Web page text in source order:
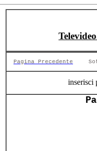
Pagina Precedente
inserisci